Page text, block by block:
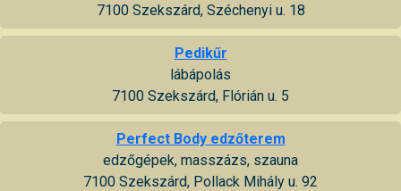
7100 Szekszárd, Széchenyi u. 18
Pedikűr
lábápolás
7100 Szekszárd, Flórián u. 5
Perfect Body edzőterem
edzőgépek, masszázs, szauna
7100 Szekszárd, Pollack Mihály u. 92